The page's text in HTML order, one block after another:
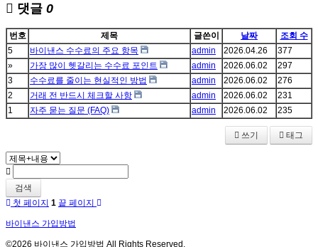
댓글 0
번호 제목 글쓴이 날짜
조회 수
5
바이낸스 수수료의 주요 항목 admin 2026.04.26
377
»
가장 많이 헷갈리는 수수료 포인트 admin 2026.06.02
297
3
수수료를 줄이는 현실적인 방법 admin 2026.06.02
276
2
거래 전 반드시 체크할 사항 admin 2026.06.02
231
1
자주 묻는 질문 (FAQ) admin 2026.06.02 235
쓰기 태그
검색
첫 페이지 1 끝 페이지
바이낸스 가입방법
©2026 바이낸스 가입방법 All Rights Reserved.